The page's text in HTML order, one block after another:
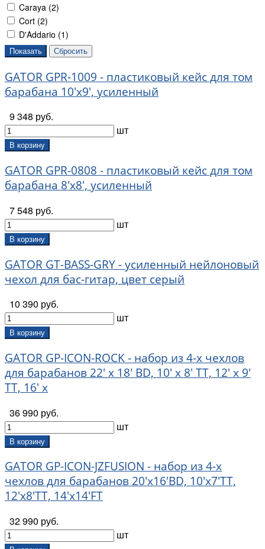
Caraya (2)
Cort (2)
D'Addario (1)
Dean (4 )
Gator (286)
Godin (10)
GTRS ( 3)
Guider (
Jakob Winter (
Kaces (8)
Kremona (
Levy's (3)
Luna (4)
Meinl (17
MEZZO (
MKC (8)
Mooer (4)
On-Stage (
Palmin (
Prodipe (10)
Proel (9)
Reunion Blues (
Safeincase (
Мозеръ (
ОХТА (16)
Ы-Марка (51)
GATOR GPR-1009 - пластиковый кейс для том
барабана 10'х9', усиленный
9 348 руб.
шт
В корзину
GATOR GPR-0808 - пластиковый кейс для том
барабана 8'х8', усиленный
7 548 руб.
шт
В корзину
GATOR GT-BASS-GRY - усиленный нейлоновый
чехол для бас-гитар, цвет серый
10 390 руб.
шт
В корзину
GATOR GP-ICON-ROCK - набор из 4-х чехлов
для барабанов 22' x 18' BD, 10' x 8' TT, 12' x 9'
TT, 16' x
36 990 руб.
шт
В корзину
GATOR GP-ICON-JZFUSION - набор из 4-х
чехлов для барабанов 20'x16'BD, 10'x7'TT,
12'x8'TT, 14'x14'FT
32 990 руб.
шт